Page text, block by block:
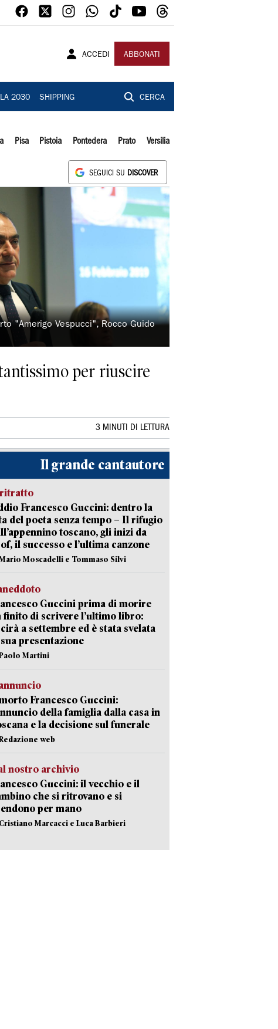
ACCEDI ABBONATI
2030 SHIPPING CERCA
Pisa Pistoia Pontedera Prato Versilia
SEGUICI SU DISCOVER
"Amerigo Vespucci", Rocco Guido
per riuscire
3 MINUTI DI LETTURA
Il grande cantautore
Francesco Guccini: dentro la
del poeta senza tempo – Il rifugio
toscano, gli inizi da
il successo e l’ultima canzone
Moscadelli e Tommaso Silvi
Guccini prima di morire
finito di scrivere l’ultimo libro:
a settembre ed è stata svelata
presentazione
Martini
Francesco Guccini:
della famiglia dalla casa in
e la decisione sul funerale
web
nostro archivio
Guccini: il vecchio e il
che si ritrovano e si
per mano
Marcacci e Luca Barbieri